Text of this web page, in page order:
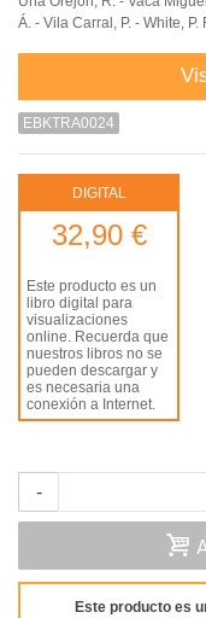
Á. - Vila Carral, P. - White, P.
EBKTRA0024
DIGITAL
32,90 €
Este producto es un
libro digital para
visualizaciones
online. Recuerda que
nuestros libros no se
pueden descargar y
es necesaria una
conexión a Internet.
-
Este producto es